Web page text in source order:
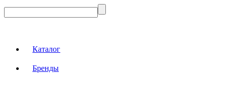
Каталог
Бренды